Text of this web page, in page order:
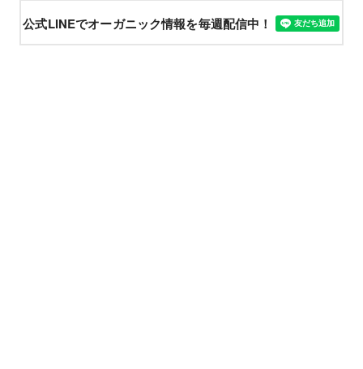
公式LINEでオーガニック情報を毎週配信中！